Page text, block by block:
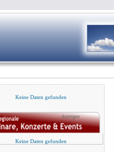
Keine Daten gefunden
Keine Daten gefunden